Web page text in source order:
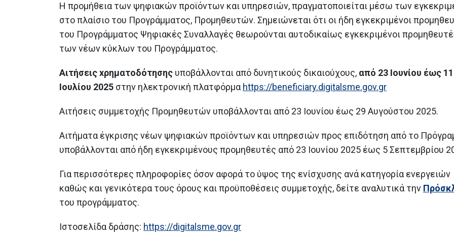
Η προμήθεια των ψηφιακών προϊόντων και υπηρεσιών, πραγματοποιείται μέσω των
στο πλαίσιο του Προγράμματος, Προμηθευτών. Σημειώνεται ότι οι ήδη εγκεκριμένοι
του Προγράμματος Ψηφιακές Συναλλαγές θεωρούνται αυτοδικαίως εγκεκριμένοι
των νέων κύκλων του Προγράμματος.
Αιτήσεις xρηματοδότησης υποβάλλονται από δυνητικούς δικαιούχους, από 23 Ιουνίου έως 11
Ιουλίου 2025 στην ηλεκτρονική πλατφόρμα https://beneficiary.digitalsme.gov.gr
Αιτήσεις συμμετοχής Προμηθευτών υποβάλλονται από 23 Ιουνίου έως 29 Αυγούστου 2025.
Αιτήματα έγκρισης νέων ψηφιακών προϊόντων και υπηρεσιών προς επιδότηση από το
υποβάλλονται από ήδη εγκεκριμένους προμηθευτές από 23 Ιουνίου 2025 έως 5 Σεπτεμβρίου
Για περισσότερες πληροφορίες όσον αφορά το ύψος της ενίσχυσης ανά κατηγορία ενεργειών
καθώς και γενικότερα τους όρους και προϋποθέσεις συμμετοχής, δείτε αναλυτικά την
του προγράμματος.
Ιστοσελίδα δράσης: https://digitalsme.gov.gr